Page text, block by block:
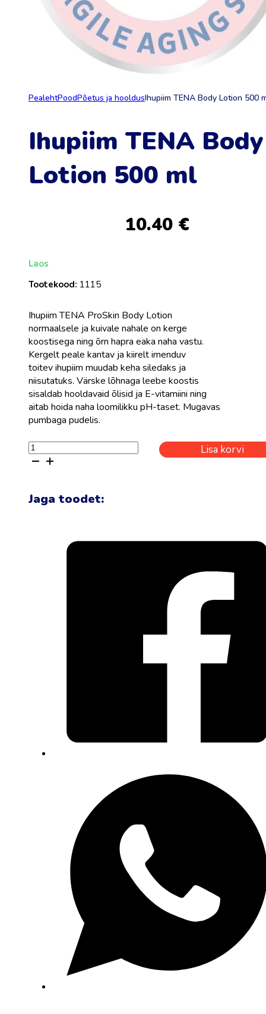
PealehtPoodPõetus ja hooldusIhupiim TENA Body Lotion 500
Ihupiim TENA Body
Lotion 500 ml
10.40 €
Laos
Tootekood: 1115
Ihupiim TENA ProSkin Body Lotion
normaalsele ja kuivale nahale on kerge
koostisega ning õrn hapra eaka naha vastu.
Kergelt peale kantav ja kiirelt imenduv
toitev ihupiim muudab keha siledaks ja
niisutatuks. Värske lõhnaga leebe koostis
sisaldab hooldavaid õlisid ja E-vitamiini ning
aitab hoida naha loomilikku pH-taset. Mugavas
pumbaga pudelis.
Ihupiim
TENA
500
ml
Lisa korvi
Jaga toodet: